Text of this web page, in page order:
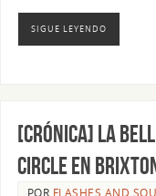
SIGUE LEYENDO
[CRÓNICA] La
Circle en
POR FLASHES AND